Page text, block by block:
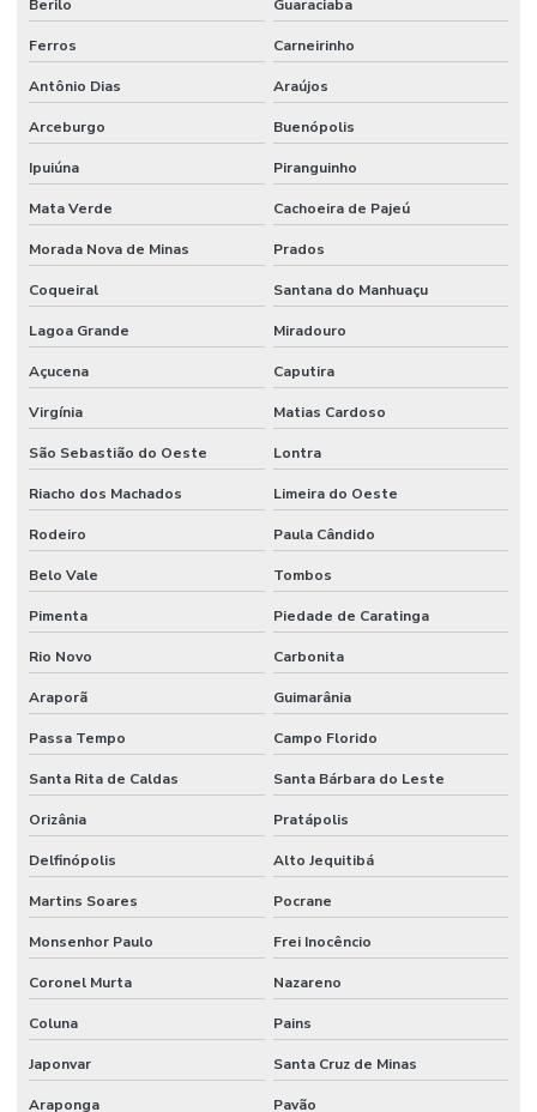
Berilo Guaraciaba
Ferros Carneirinho
Antônio Dias Araújos
Arceburgo Buenópolis
Ipuiúna Piranguinho
Mata Verde Cachoeira de Pajeú
Morada Nova de Minas Prados
Coqueiral Santana do Manhuaçu
Lagoa Grande Miradouro
Açucena Caputira
Virgínia Matias Cardoso
São Sebastião do Oeste Lontra
Riacho dos Machados Limeira do Oeste
Rodeiro Paula Cândido
Belo Vale Tombos
Pimenta Piedade de Caratinga
Rio Novo Carbonita
Araporã Guimarânia
Passa Tempo Campo Florido
Santa Rita de Caldas Santa Bárbara do Leste
Orizânia Pratápolis
Delfinópolis Alto Jequitibá
Martins Soares Pocrane
Monsenhor Paulo Frei Inocêncio
Coronel Murta Nazareno
Coluna Pains
Japonvar Santa Cruz de Minas
Araponga Pavão